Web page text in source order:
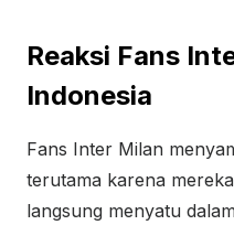
Reaksi Fans
Indonesia
Fans Inter Milan
terutama karena
langsung menyatu